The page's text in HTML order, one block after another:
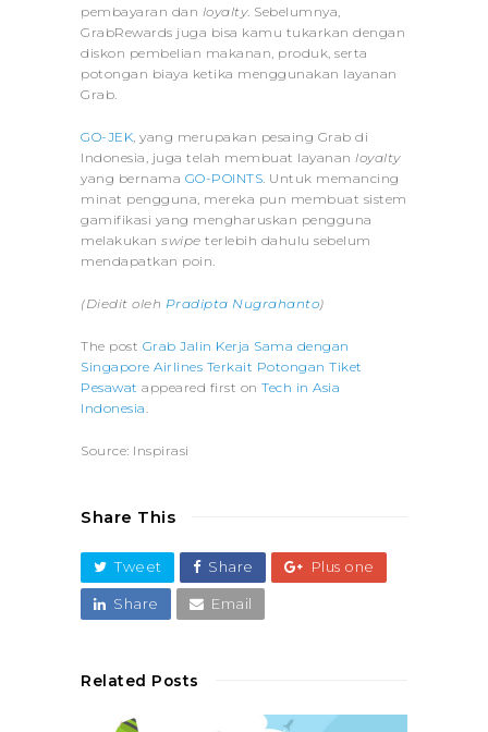
pembayaran dan loyalty. Sebelumnya,
GrabRewards juga bisa kamu tukarkan dengan
diskon pembelian makanan, produk, serta
potongan biaya ketika menggunakan layanan
Grab.
GO-JEK , yang merupakan pesaing Grab di
Indonesia, juga telah membuat layanan loyalty
yang bernama GO-POINTS . Untuk memancing
minat pengguna, mereka pun membuat sistem
gamifikasi yang mengharuskan pengguna
melakukan swipe terlebih dahulu sebelum
mendapatkan poin.
(Diedit oleh Pradipta Nugrahanto)
The post Grab Jalin Kerja Sama dengan
Singapore Airlines Terkait Potongan Tiket
Pesawat appeared first on Tech in Asia
Indonesia
Source: Inspirasi
Share This
Tweet Share Plus one
Share Email
Related Posts